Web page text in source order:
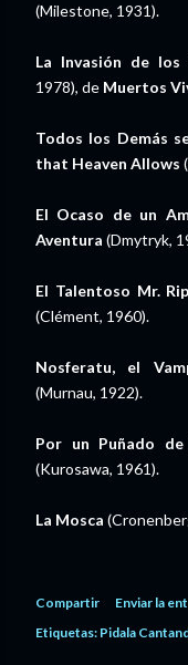
(Milestone, 1931).
La Invasión de los
1978), de Muertos
Todos los Demás
that Heaven Allows
El Ocaso de un
Aventura (Dmytryk,
El Talentoso Mr.
(Clément, 1960).
Nosferatu, el
(Murnau, 1922).
Por un Puñado de
(Kurosawa, 1961).
La Mosca
Compartir
Enviar la
Etiquetas: Pidala